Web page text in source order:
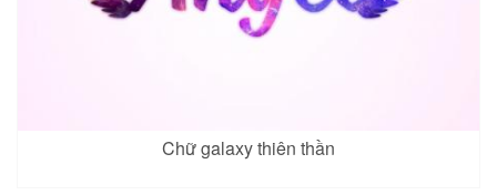
Chữ galaxy thiên thần